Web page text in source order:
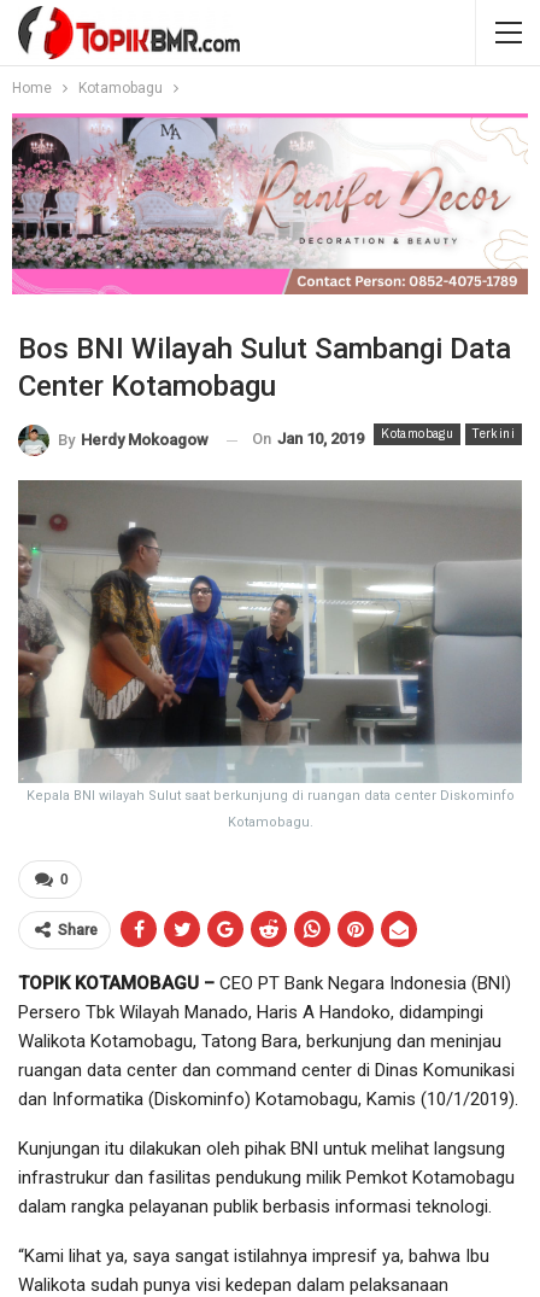
Home Kotamobagu
Bos BNI Wilayah Sulut Sambangi Data
Center Kotamobagu
Kotamobagu Terkini
By Herdy Mokoagow On Jan 10, 2019
Kepala BNI wilayah Sulut saat berkunjung di ruangan data center Diskominfo
Kotamobagu.
0
Share
TOPIK KOTAMOBAGU – CEO PT Bank Negara Indonesia (BNI)
Persero Tbk Wilayah Manado, Haris A Handoko, didampingi
Walikota Kotamobagu, Tatong Bara, berkunjung dan meninjau
ruangan data center dan command center di Dinas Komunikasi
dan Informatika (Diskominfo) Kotamobagu, Kamis (10/1/2019).
Kunjungan itu dilakukan oleh pihak BNI untuk melihat langsung
infrastrukur dan fasilitas pendukung milik Pemkot Kotamobagu
dalam rangka pelayanan publik berbasis informasi teknologi.
“Kami lihat ya, saya sangat istilahnya impresif ya, bahwa Ibu
Walikota sudah punya visi kedepan dalam pelaksanaan